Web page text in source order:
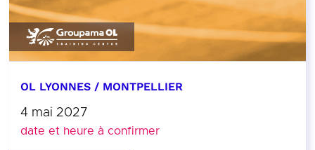
OL LYONNES / MONTPELLIER
4 mai 2027
date et heure à confirmer